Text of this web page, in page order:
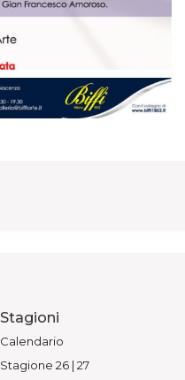
Stagioni
Calendario
Stagione 26 | 27